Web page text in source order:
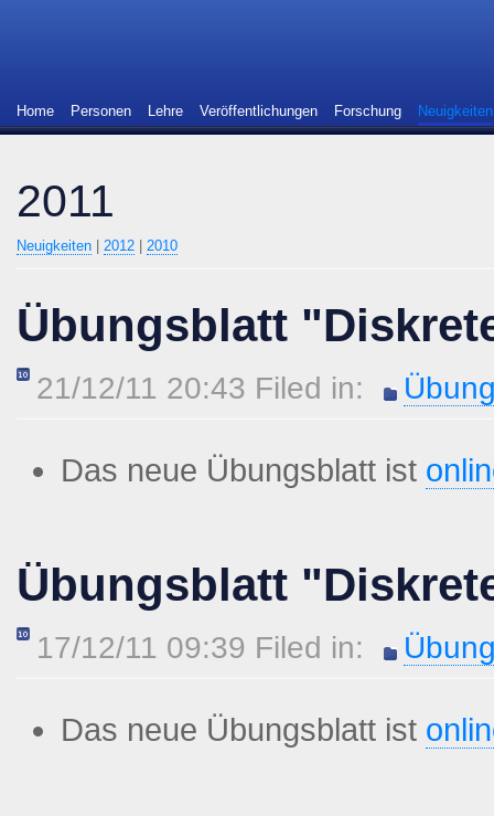
Home Personen Lehre Veröffentlichungen Forschung Neuigkeiten
2011
Neuigkeiten 2012 2010
Übungsblatt
21/12/11 20:43 Filed in:
Das neue Übungsblatt ist
Übungsblatt
17/12/11 09:39 Filed in:
Das neue Übungsblatt ist